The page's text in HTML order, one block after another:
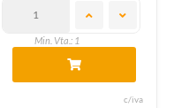
Min. Vta.: 1
c/iva